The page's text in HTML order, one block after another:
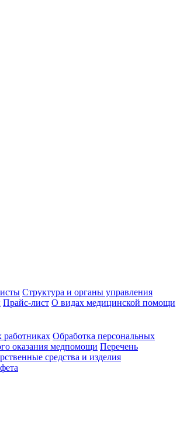
Структура и органы управления
Прайс-лист О видах медицинской помощи
Обработка персональных
оказания медпомощи Перечень
средства и изделия